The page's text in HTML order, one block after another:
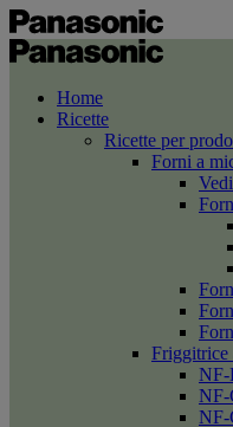
Home
Ricette
Ricette per
Forni a
Friggitrice
NF-
NF-
NF-